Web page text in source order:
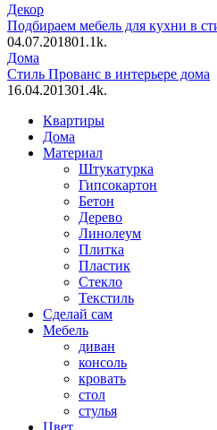
Декор
Подбираем мебель для кухни в
04.07.201801.1k.
Дома
Стиль Прованс в интерьере дома
16.04.201301.4k.
Квартиры
Дома
Материал
Штукатурка
Гипсокартон
Бетон
Дерево
Линолеум
Плитка
Пластик
Стекло
Текстиль
Сделай сам
Мебель
диван
консоль
кровать
стол
стулья
Цвет